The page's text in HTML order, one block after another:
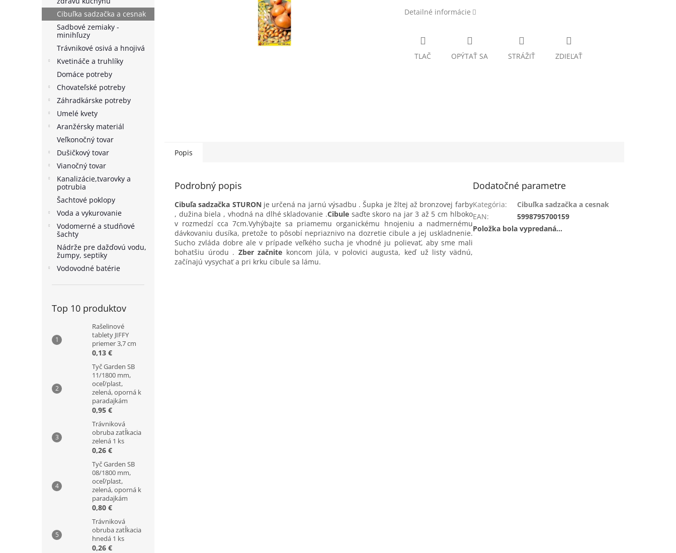
Cibuľka sadzačka a cesnak
Sadbové zemiaky -
minihľuzy
Trávnikové osivá a hnojivá
Kvetináče a truhlíky
Domáce potreby
Chovateľské potreby
Záhradkárske potreby
Umelé kvety
Aranžérsky materiál
Veľkonočný tovar
Dušičkový tovar
Vianočný tovar
Kanalizácie,tvarovky a
potrubia
Šachtové poklopy
Voda a vykurovanie
Vodomerné a studňové
šachty
Nádrže pre dažďovú vodu,
žumpy, septiky
Vodovodné batérie
Top 10 produktov
Rašelinové
tablety JIFFY
priemer 3,7 cm
0,13 €
Tyč Garden SB
11/1800 mm,
oceľ/plast,
zelená, oporná k
paradajkám
0,95 €
Trávniková
obruba zatĺkacia
zelená 1 ks
0,26 €
Tyč Garden SB
08/1800 mm,
oceľ/plast,
zelená, oporná k
paradajkám
0,80 €
Trávniková
obruba zatĺkacia
hnedá 1 ks
0,26 €
Detailné informácie
TLAČ OPÝTAŤ SA STRÁŽIŤ ZDIEĽAŤ
Popis
Podrobný popis
Cibuľa sadzačka STURON je určená na jarnú výsadbu . Šupka je žltej až bronzovej farby
, dužina biela , vhodná na dlhé skladovanie .Cibule saďte skoro na jar 3 až 5 cm hlboko
v rozmedzí cca 7cm.Vyhýbajte sa priamemu organickému hnojeniu a nadmernému
dávkovaniu dusíka, pretože to pôsobí nepriaznivo na dozretie cibule a jej uskladnenie.
Sucho zvláda dobre ale v prípade veľkého sucha je vhodné ju polievať, aby sme mali
bohatšiu úrodu . Zber začnite koncom júla, v polovici augusta, keď už listy vädnú,
začínajú vysychať a pri krku cibule sa lámu.
Dodatočné parametre
Kategória:
Cibuľka sadzačka a cesnak
EAN:
5998795700159
Položka bola vypredaná…